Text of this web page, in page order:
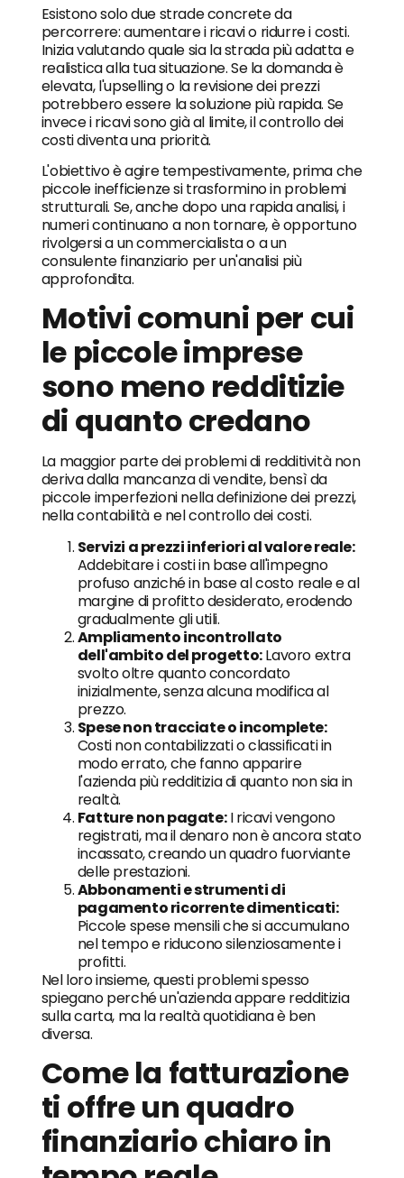
Esistono solo due strade concrete da
percorrere: aumentare i ricavi o ridurre i costi.
Inizia valutando quale sia la strada più adatta e
realistica alla tua situazione. Se la domanda è
elevata, l'upselling o la revisione dei prezzi
potrebbero essere la soluzione più rapida. Se
invece i ricavi sono già al limite, il controllo dei
costi diventa una priorità.
L'obiettivo è agire tempestivamente, prima che
piccole inefficienze si trasformino in problemi
strutturali. Se, anche dopo una rapida analisi, i
numeri continuano a non tornare, è opportuno
rivolgersi a un commercialista o a un
consulente finanziario per un'analisi più
approfondita.
Motivi comuni per cui
le piccole imprese
sono meno redditizie
di quanto credano
La maggior parte dei problemi di redditività non
deriva dalla mancanza di vendite, bensì da
piccole imperfezioni nella definizione dei prezzi,
nella contabilità e nel controllo dei costi.
Servizi a prezzi inferiori al valore reale:
Addebitare i costi in base all'impegno
profuso anziché in base al costo reale e al
margine di profitto desiderato, erodendo
gradualmente gli utili.
Ampliamento incontrollato
dell'ambito del progetto:Lavoro extra
svolto oltre quanto concordato
inizialmente, senza alcuna modifica al
prezzo.
Spese non tracciate o incomplete:
Costi non contabilizzati o classificati in
modo errato, che fanno apparire
l'azienda più redditizia di quanto non sia in
realtà.
Fatture non pagate:I ricavi vengono
registrati, ma il denaro non è ancora stato
incassato, creando un quadro fuorviante
delle prestazioni.
Abbonamenti e strumenti di
pagamento ricorrente dimenticati:
Piccole spese mensili che si accumulano
nel tempo e riducono silenziosamente i
profitti.
Nel loro insieme, questi problemi spesso
spiegano perché un'azienda appare redditizia
sulla carta, ma la realtà quotidiana è ben
diversa.
Come la fatturazione
ti offre un quadro
finanziario chiaro in